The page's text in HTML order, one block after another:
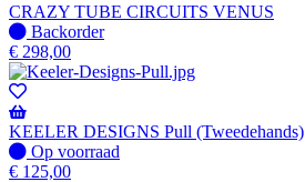
CRAZY TUBE CIRCUITS VENUS
Niet
op
voorraad
-
Wordt
verzonden
wanneer
beschikbaar
Backorder
€ 298,00
KEELER DESIGNS Pull (Tweedehands)
Op
voorraad
Op voorraad
€ 125,00